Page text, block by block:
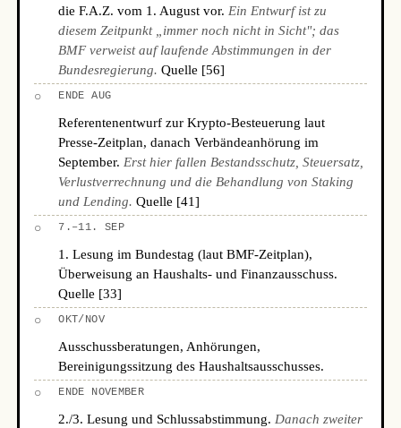
die F.A.Z. vom 1. August vor. Ein Entwurf ist zu
diesem Zeitpunkt „immer noch nicht in Sicht"; das
BMF verweist auf laufende Abstimmungen in der
Bundesregierung. Quelle [56]
○ ENDE AUG
Referentenentwurf zur Krypto-Besteuerung laut
Presse-Zeitplan, danach Verbändeanhörung im
September. Erst hier fallen Bestandsschutz, Steuersatz,
Verlustverrechnung und die Behandlung von Staking
und Lending. Quelle [41]
○ 7.–11. SEP
1. Lesung im Bundestag (laut BMF-Zeitplan),
Überweisung an Haushalts- und Finanzausschuss.
Quelle [33]
○ OKT/NOV
Ausschussberatungen, Anhörungen,
Bereinigungssitzung des Haushaltsausschusses.
○ ENDE NOVEMBER
2./3. Lesung und Schlussabstimmung. Danach zweiter